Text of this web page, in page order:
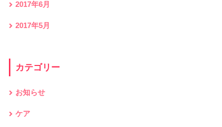
2017年6月
2017年5月
カテゴリー
お知らせ
ケア